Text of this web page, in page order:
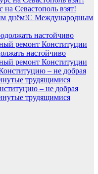
Севастополь взят!
С Международным
настойчиво
ремонт Конституции
– не добрая
трудящимися